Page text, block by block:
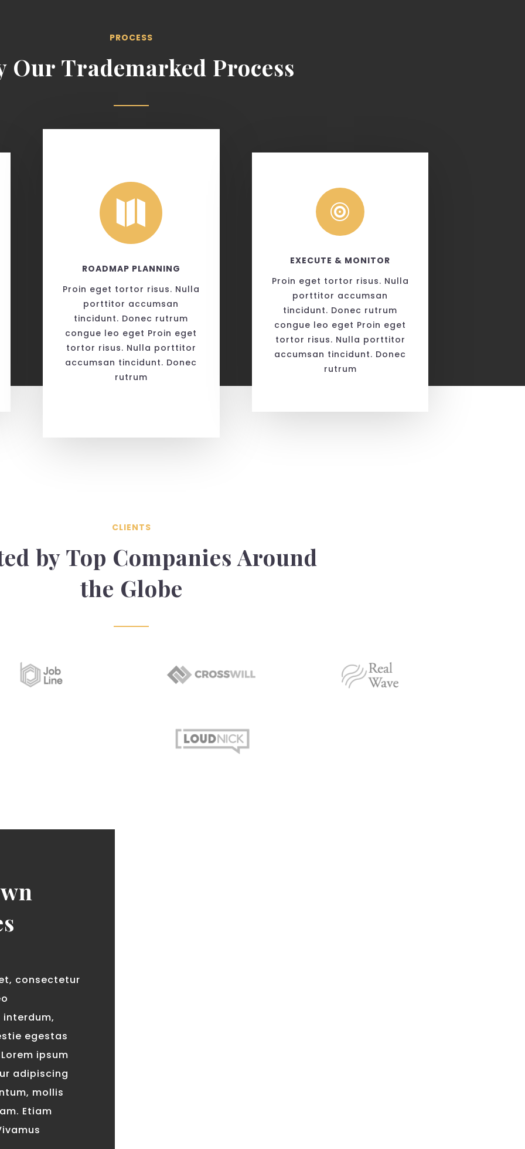
PROCESS
Our Trademarked Process

ROADMAP PLANNING
Proin eget tortor risus. Nulla
porttitor accumsan
tincidunt. Donec rutrum
congue leo eget Proin eget
tortor risus. Nulla porttitor
accumsan tincidunt. Donec
rutrum

EXECUTE & MONITOR
Proin eget tortor risus. Nulla
porttitor accumsan
tincidunt. Donec rutrum
congue leo eget Proin eget
tortor risus. Nulla porttitor
accumsan tincidunt. Donec
rutrum
CLIENTS
by Top Companies Around
the Globe
consectetur
egestas
ipsum
adipiscing
mollis
Etiam